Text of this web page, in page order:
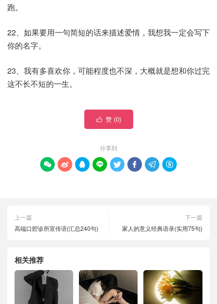
跑。
22、如果要用一句简短的话来描述爱情，我想我一定会写下
你的名字。
23、我有多喜欢你，可能程度也不深，大概就是想和你过完
这不长不短的一生。
 赞 (0)
分享到
       
上一篇
高端口腔诊所宣传语(汇总240句)
下一篇
家人的意义经典语录(实用75句)
相关推荐